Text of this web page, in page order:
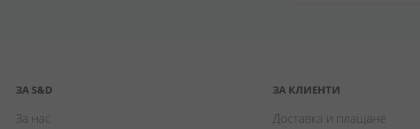
ЗА S&D
За нас
ЗА КЛИЕНТИ
Доставка и плащане